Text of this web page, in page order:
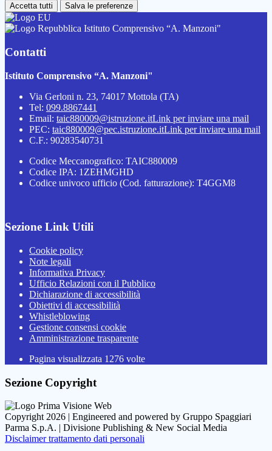
Accetta tutti Salva le preferenze
Istituto Comprensivo “A. Manzoni"
Contatti
Istituto Comprensivo “A. Manzoni"
Via Gerloni n. 23, 74017 Mottola (TA)
Tel: 099.8867441
Email: taic880009@istruzione.itLink per inviare una mail
PEC: taic880009@pec.istruzione.itLink per inviare una mail
C.F.: 90283540731
Codice Meccanografico: TAIC880009
Codice IPA: 1ZEHMGHD
Codice univoco ufficio (Cod. fatturazione): T4GGM8
Sezione Link Utili
Cookie policy
Note legali
Informativa Privacy
Ufficio Relazioni con il Pubblico
Dichiarazione di accessibilità
Obiettivi di accessibilità
Whistleblowing
Gestione consensi cookie
Amministrazione trasparente
Pagina visualizzata 1276 volte
Sezione Copyright
Copyright 2026 | Engineered and powered by Gruppo Spaggiari
Parma S.p.A. | Divisione Publishing & New Social Media
Disclaimer trattamento dati personali